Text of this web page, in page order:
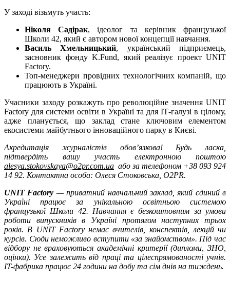
У заході візьмуть участь:
Ніколя Садірак, ідеолог та керівник французької
Школи 42, який є автором нової концепції навчання.
Василь Хмельницький, український підприємець,
засновник фонду K.Fund, який реалізує проект UNIT
Factory.
Топ-менеджери провідних технологічних компаній, що
працюють в Україні.
Учасники заходу розкажуть про революційне значення UNIT
Factory для системи освіти в Україні та для ІТ-галузі в цілому,
адже планується, що заклад стане ключовим елементом
екосистеми майбутнього інноваційного парку в Києві.
Акредитація журналістів обов’язкова! Будь ласка,
підтвердіть вашуучасть електронною поштою
alesya.stokovskaya@o2pr.com.ua або за телефоном +38 093 924
14 92. Контактна особа: Олеся Стоковська, O2PR.
UNIT Factory — приватний навчальний заклад, який єдиний в
Україні працює за унікальною освітньою системою
французької Школи 42. Навчання є безкоштовним за умови
роботи випускників в Україні протягом наступних трьох
років. В UNIT Factory немає вчителів, конспектів, лекцій чи
курсів. Сюди неможливо вступити «за знайомством». Під час
відбору не враховуються академічні критерії (дипломи, ЗНО,
оцінки). Усе залежить від праці та цілеспрямованості учнів.
IT-фабрика працює 24 години на добу та сім днів на тиждень.